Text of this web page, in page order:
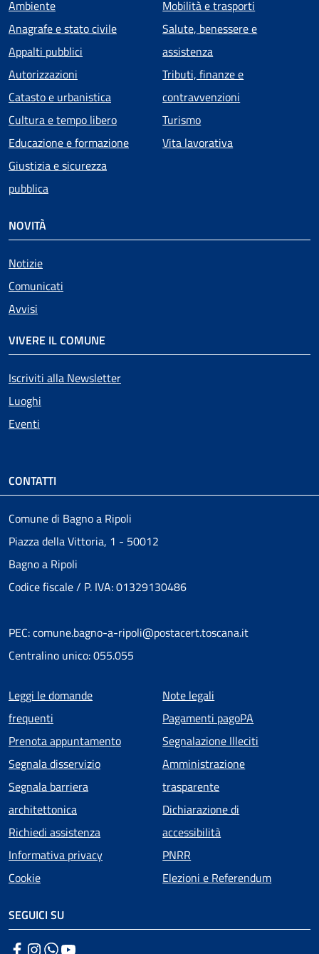
Ambiente
Anagrafe e stato civile
Appalti pubblici
Autorizzazioni
Catasto e urbanistica
Cultura e tempo libero
Educazione e formazione
Giustizia e sicurezza
pubblica
Mobilità e trasporti
Salute, benessere e
assistenza
Tributi, finanze e
contravvenzioni
Turismo
Vita lavorativa
NOVITÀ
Notizie
Comunicati
Avvisi
VIVERE IL COMUNE
Iscriviti alla Newsletter
Luoghi
Eventi
CONTATTI
Comune di Bagno a Ripoli
Piazza della Vittoria, 1 - 50012
Bagno a Ripoli
Codice fiscale / P. IVA: 01329130486
PEC: comune.bagno-a-ripoli@postacert.toscana.it
Centralino unico: 055.055
Menu piè di pagina
Leggi le domande
frequenti
Prenota appuntamento
Segnala disservizio
Segnala barriera
architettonica
Richiedi assistenza
Informativa privacy
Cookie
Note legali
Pagamenti pagoPA
Segnalazione Illeciti
Amministrazione
trasparente
Dichiarazione di
accessibilità
PNRR
Elezioni e Referendum
SEGUICI SU
Facebook
Instagram
WhatsApp